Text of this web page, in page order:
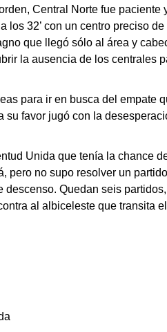
Central Norte fue paciente
los 32’ con un centro preciso
que llegó sólo al área y
la ausencia de los centrales
para ir en busca del empate
su favor jugó con la
Unida que tenía la chance
pero no supo resolver un
descenso. Quedan seis
al albiceleste que transita